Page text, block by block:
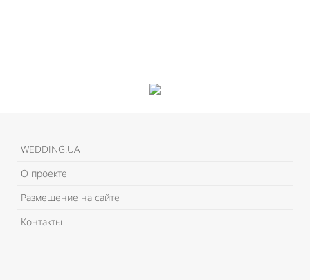
WEDDING.UA
О проекте
Размещение на сайте
Контакты